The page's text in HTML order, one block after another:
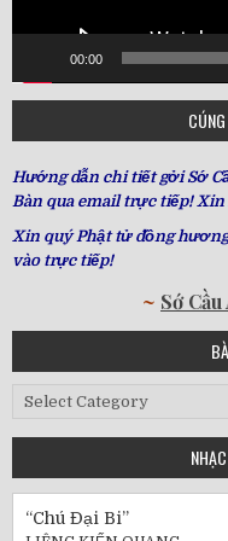
00:00
Hướng dẫn chi tiết gởi Sớ
Bàn qua email trực tiếp!
Xin quý Phật tử đồng
vào trực tiếp!
~ Sớ Cầu
Bài
Gần
“Chú Đại Bi”